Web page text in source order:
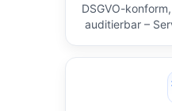
DSGVO-
auditierbar –